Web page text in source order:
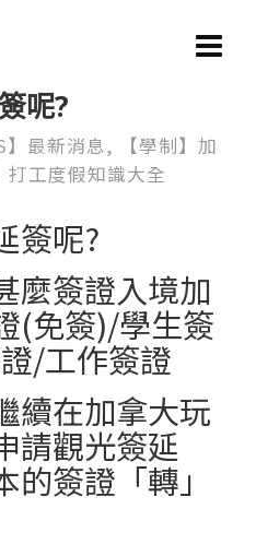
呢?
】最新消息,
【學制】加
打工度假知識大全
簽呢?
麼簽證入境加
(免簽)/學生簽
/工作簽證
續在加拿大玩
請觀光簽延
簽證「轉」